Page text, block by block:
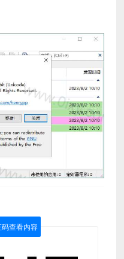
查看内容